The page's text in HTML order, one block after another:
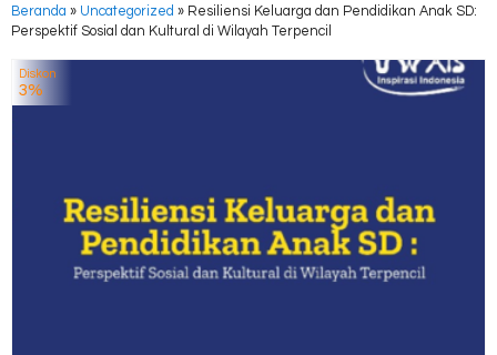
Beranda » Uncategorized » Resiliensi Keluarga dan Pendidikan Anak SD:
Perspektif Sosial dan Kultural di Wilayah Terpencil
Diskon
3%